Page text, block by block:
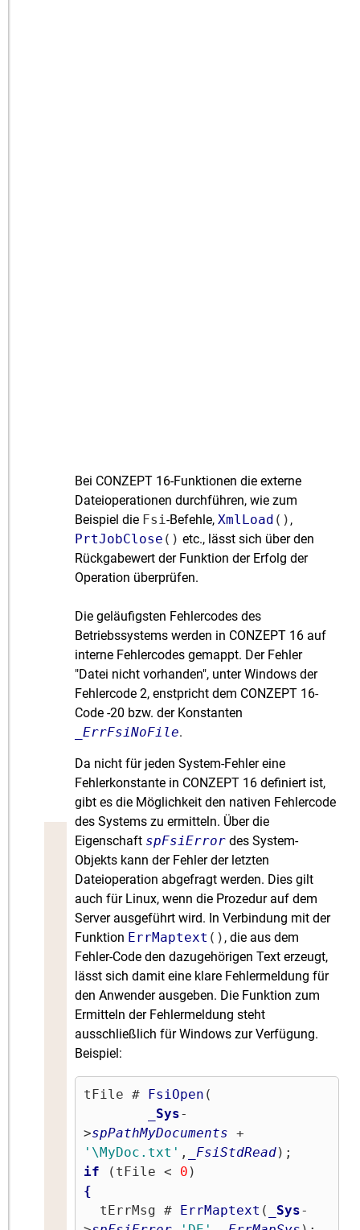
Bei CONZEPT 16-Funktionen die externe
Dateioperationen durchführen, wie zum
Beispiel die Fsi-Befehle,XmlLoad () ,
PrtJobClose () etc., lässt sich über den
Rückgabewert der Funktion der Erfolg der
Operation überprüfen.
Die geläufigsten Fehlercodes des
Betriebssystems werden in CONZEPT 16 auf
interne Fehlercodes gemappt. Der Fehler
"Datei nicht vorhanden", unter Windows der
Fehlercode 2, enstpricht dem CONZEPT 16-
Code -20 bzw. der Konstanten
_ErrFsiNoFile.
Da nicht für jeden System-Fehler eine
Fehlerkonstante in CONZEPT 16 definiert ist,
gibt es die Möglichkeit den nativen Fehlercode
des Systems zu ermitteln. Über die
Eigenschaft spFsiError des System-
Objekts kann der Fehler der letzten
Dateioperation abgefragt werden. Dies gilt
auch für Linux, wenn die Prozedur auf dem
Server ausgeführt wird. In Verbindung mit der
Funktion ErrMaptext () , die aus dem
Fehler-Code den dazugehörigen Text erzeugt,
lässt sich damit eine klare Fehlermeldung für
den Anwender ausgeben. Die Funktion zum
Ermitteln der Fehlermeldung steht
ausschließlich für Windows zur Verfügung.
Beispiel:
tFile # FsiOpen (
_Sys-
>spPathMyDocuments
'\MyDoc.txt' , _FsiStdRead
if (tFile < 0
{
  tErrMsg #
ErrMaptext ( _Sys-